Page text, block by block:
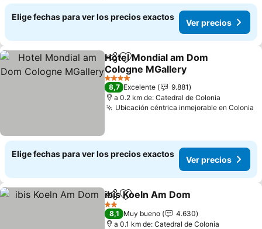
Elige fechas para ver los precios exactos
Ver precios
CompartirAgregar a favoritos
Hotel Mondial am Dom
Cologne MGallery
4 Estrellas
8,7 Excelente
9.881
a 0.2 km de: Catedral de Colonia
Ubicación céntrica inmejorable en Colonia
Elige fechas para ver los precios exactos
Ver precios
CompartirAgregar a favoritos
ibis Koeln Am Dom
2 Estrellas
8,1 Muy bueno
4.630
a 0.1 km de: Catedral de Colonia